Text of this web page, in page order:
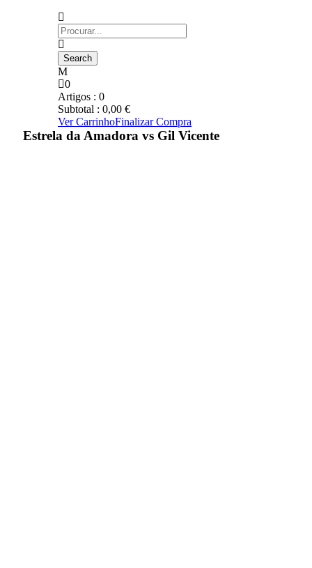
0
Artigos : 0
Subtotal : 0,00 €
Ver CarrinhoFinalizar Compra
Estrela da Amadora vs Gil Vicente